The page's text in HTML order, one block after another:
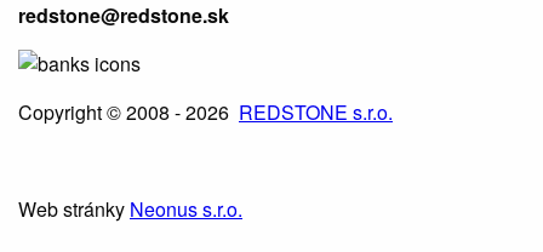
redstone@redstone.sk
Copyright © 2008 - 2026 REDSTONE s.r.o.
Web stránky Neonus s.r.o.